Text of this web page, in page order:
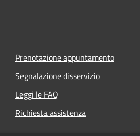
Prenotazione appuntamento
Segnalazione disservizio
Leggi le FAQ
Richiesta assistenza